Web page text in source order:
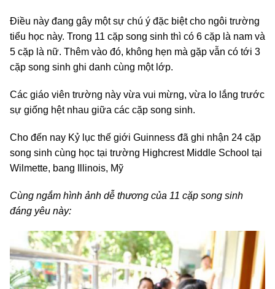
Điều này đang gây một sự chú ý đặc biệt cho ngôi trường
tiểu học này. Trong 11 cặp song sinh thì có 6 cặp là nam và
5 cặp là nữ. Thêm vào đó, không hẹn mà gặp vẫn có tới 3
cặp song sinh ghi danh cùng một lớp.
Các giáo viên trường này vừa vui mừng, vừa lo lắng trước
sự giống hệt nhau giữa các cặp song sinh.
Cho đến nay Kỷ lục thế giới Guinness đã ghi nhận 24 cặp
song sinh cùng học tại trường Highcrest Middle School tại
Wilmette, bang Illinois, Mỹ
Cùng ngắm hình ảnh dễ thương của 11 cặp song sinh
đáng yêu này: